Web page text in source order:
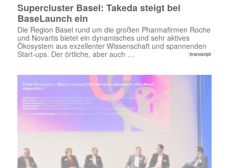
Supercluster Basel: Takeda steigt bei
BaseLaunch ein
Die Region Basel rund um die großen Pharmafirmen Roche
und Novartis bietet ein dynamisches und sehr aktives
Ökosystem aus exzellenter Wissenschaft und spannenden
Start-ups. Der örtliche, aber auch …